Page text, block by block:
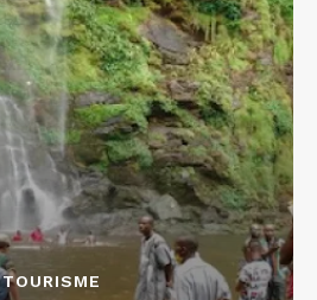
TOURISME